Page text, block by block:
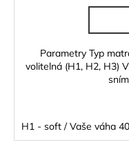
Parametry Typ
volitelná (H1, H2, H3)
H1 - soft / Vaše váha